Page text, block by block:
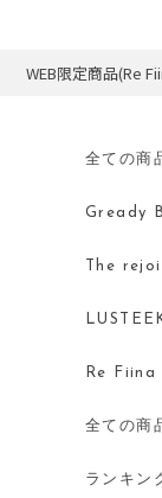
WEB限定商品(Re
全ての商
Gready
The
Re Fiina
全ての商
ランキン